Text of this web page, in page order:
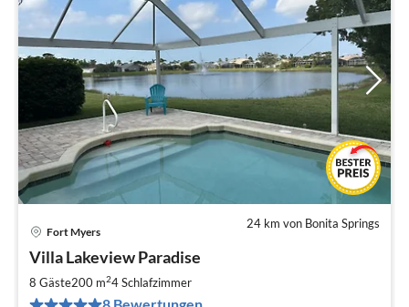
24 km von Bonita Springs
Fort Myers
Villa Lakeview Paradise
8 Gäste200 m24Schlafzimmer